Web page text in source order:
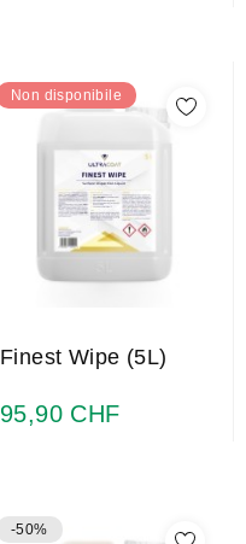
Non disponibile
Finest Wipe (5L)
95,90 CHF
-50%